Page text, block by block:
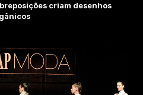
criam desenhos